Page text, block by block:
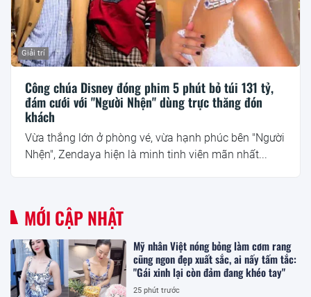
Giải trí
Công chúa Disney đóng phim 5 phút bỏ túi 131 tỷ,
đám cưới với "Người Nhện" dùng trực thăng đón
khách
Vừa thắng lớn ở phòng vé, vừa hạnh phúc bên "Người
Nhện", Zendaya hiện là minh tinh viên mãn nhất...
MỚI CẬP NHẬT
Mỹ nhân Việt nóng bỏng làm cơm rang
cũng ngon đẹp xuất sắc, ai nấy tấm tắc:
"Gái xinh lại còn đảm đang khéo tay"
25 phút trước